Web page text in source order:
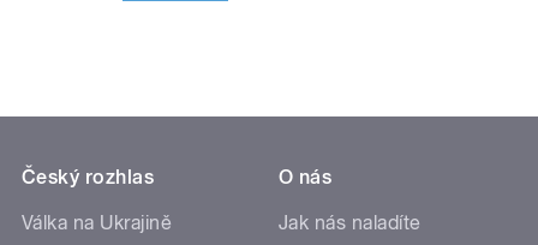
Český rozhlas
Válka na Ukrajině
O nás
Jak nás naladíte